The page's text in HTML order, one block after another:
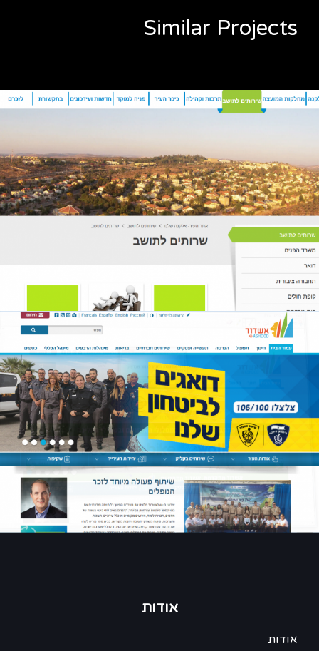
Similar Projects
אתר של אלקנה
אתרים
MORE
ZOOM
אתר של אשדוד מטרופולינט
אתרים
MORE
ZOOM
אודות
אודות